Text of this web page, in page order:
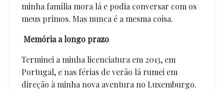
minha família mora lá e podia conversar com os
meus primos. Mas nunca é a mesma coisa.
Memória a longo prazo
Terminei a minha licenciatura em 2013, em
Portugal, e nas férias de verão lá rumei em
direção à minha nova aventura no Luxemburgo.